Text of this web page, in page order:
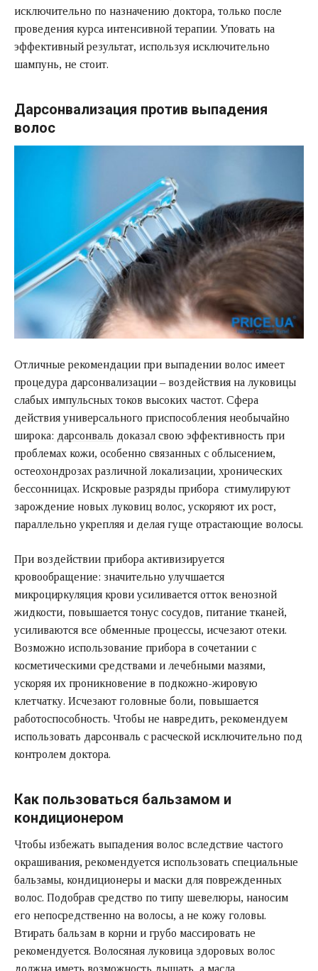
исключительно по назначению доктора, только после
проведения курса интенсивной терапии. Уповать на
эффективный результат, используя исключительно
шампунь, не стоит.
Дарсонвализация против выпадения
волос
Отличные рекомендации при выпадении волос имеет
процедура дарсонвализации – воздействия на луковицы
слабых импульсных токов высоких частот. Сфера
действия универсального приспособления необычайно
широка: дарсонваль доказал свою эффективность при
проблемах кожи, особенно связанных с облысением,
остеохондрозах различной локализации, хронических
бессонницах. Искровые разряды прибора стимулируют
зарождение новых луковиц волос, ускоряют их рост,
параллельно укрепляя и делая гуще отрастающие волосы.
При воздействии прибора активизируется
кровообращение: значительно улучшается
микроциркуляция крови усиливается отток венозной
жидкости, повышается тонус сосудов, питание тканей,
усиливаются все обменные процессы, исчезают отеки.
Возможно использование прибора в сочетании с
косметическими средствами и лечебными мазями,
ускоряя их проникновение в подкожно-жировую
клетчатку. Исчезают головные боли, повышается
работоспособность. Чтобы не навредить, рекомендуем
использовать дарсонваль с расческой исключительно под
контролем доктора.
Как пользоваться бальзамом и
кондиционером
Чтобы избежать выпадения волос вследствие частого
окрашивания, рекомендуется использовать специальные
бальзамы, кондиционеры и маски для поврежденных
волос. Подобрав средство по типу шевелюры, наносим
его непосредственно на волосы, а не кожу головы.
Втирать бальзам в корни и грубо массировать не
рекомендуется. Волосяная луковица здоровых волос
должна иметь возможность дышать, а масла,